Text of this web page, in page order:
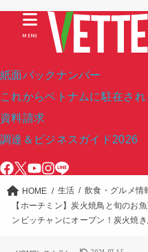
紙面バックナンバー
これからベトナムに駐在さ
資料請求
調達＆ビジネスガイド2026
MENU
HOME 生活 飲食・グルメ情
【ホーチミン】炭火焼鳥と旬のお
ンビッチャンにオープン！炭火焼